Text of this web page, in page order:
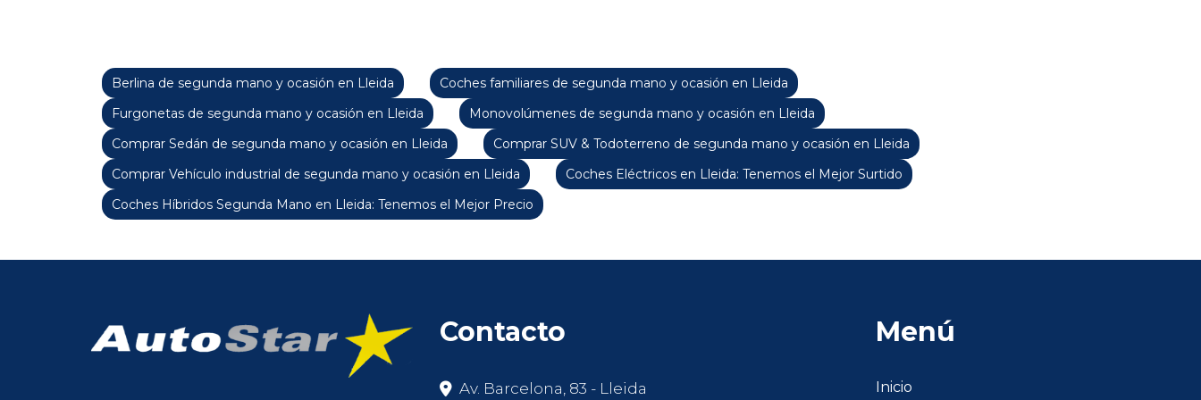
Berlina de segunda mano y ocasión en Lleida
Coches familiares de segunda mano y ocasión en Lleida
Furgonetas de segunda mano y ocasión en Lleida
Monovolúmenes de segunda mano y ocasión en Lleida
Comprar Sedán de segunda mano y ocasión en Lleida
Comprar SUV & Todoterreno de segunda mano y ocasión en Lleida
Comprar Vehículo industrial de segunda mano y ocasión en Lleida
Coches Eléctricos en Lleida: Tenemos el Mejor Surtido
Coches Híbridos Segunda Mano en Lleida: Tenemos el Mejor Precio
Contacto
Av. Barcelona, 83 - Lleida
Menú
Inicio